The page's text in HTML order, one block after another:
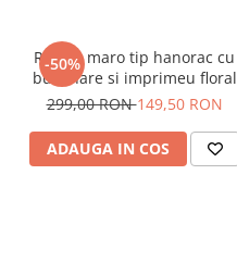
-50%
Rochie maro tip hanorac cu
buzunare si imprimeu floral
299,00 RON149,50 RON
ADAUGA IN COS